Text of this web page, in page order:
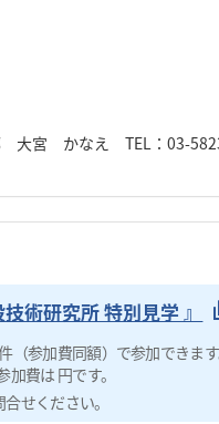
大宮 かなえ TEL：03-
術研究所 特別見学 』
参加費同額）で参加できます
費は 円です。
せください。